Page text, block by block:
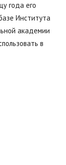
года его
Института
академии
в